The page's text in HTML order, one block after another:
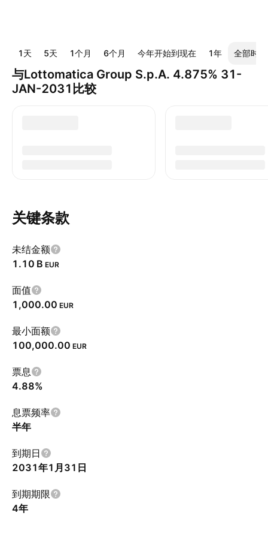
1天 5天 1个月 6个月 今年开始到现在 1年 全部时间
与Lottomatica Group S.p.A. 4.875% 31-
JAN-2031比较
关键条款
未结金额
‪1.10 B‬ EUR
面值
1,000.00 EUR
最小面额
100,000.00 EUR
票息
4.88%
息票频率
半年
到期日
2031年1月31日
到期期限
4年